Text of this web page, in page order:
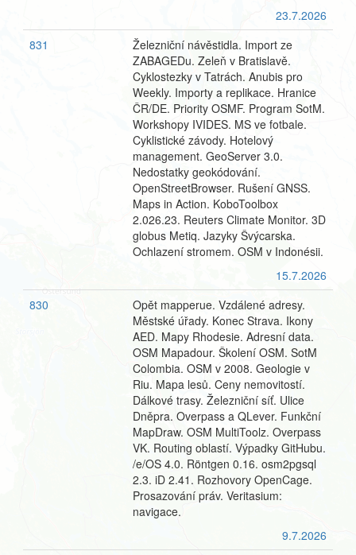
23.7.2026
831
Železniční návěstidla. Import ze
ZABAGEDu. Zeleň v Bratislavě.
Cyklostezky v Tatrách. Anubis pro
Weekly. Importy a replikace. Hranice
ČR/DE. Priority OSMF. Program SotM.
Workshopy IVIDES. MS ve fotbale.
Cyklistické závody. Hotelový
management. GeoServer 3.0.
Nedostatky geokódování.
OpenStreetBrowser. Rušení GNSS.
Maps in Action. KoboToolbox
2.026.23. Reuters Climate Monitor. 3D
globus Metiq. Jazyky Švýcarska.
Ochlazení stromem. OSM v Indonésii.
15.7.2026
830
Opět mapperue. Vzdálené adresy.
Městské úřady. Konec Strava. Ikony
AED. Mapy Rhodesie. Adresní data.
OSM Mapadour. Školení OSM. SotM
Colombia. OSM v 2008. Geologie v
Riu. Mapa lesů. Ceny nemovitostí.
Dálkové trasy. Železniční síť. Ulice
Dněpra. Overpass a QLever. Funkční
MapDraw. OSM MultiToolz. Overpass
VK. Routing oblastí. Výpadky GitHubu.
/e/OS 4.0. Röntgen 0.16. osm2pgsql
2.3. iD 2.41. Rozhovory OpenCage.
Prosazování práv. Veritasium:
navigace.
9.7.2026